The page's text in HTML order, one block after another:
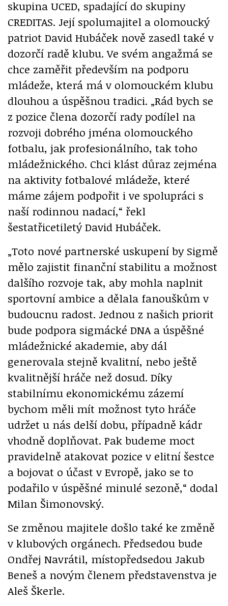
skupina UCED, spadající do skupiny
CREDITAS. Její spolumajitel a olomoucký
patriot David Hubáček nově zasedl také v
dozorčí radě klubu. Ve svém angažmá se
chce zaměřit především na podporu
mládeže, která má v olomouckém klubu
dlouhou a úspěšnou tradici. „Rád bych se
z pozice člena dozorčí rady podílel na
rozvoji dobrého jména olomouckého
fotbalu, jak profesionálního, tak toho
mládežnického. Chci klást důraz zejména
na aktivity fotbalové mládeže, které
máme zájem podpořit i ve spolupráci s
naší rodinnou nadací,“ řekl
šestatřicetiletý David Hubáček.
„Toto nové partnerské uskupení by Sigmě
mělo zajistit finanční stabilitu a možnost
dalšího rozvoje tak, aby mohla naplnit
sportovní ambice a dělala fanouškům v
budoucnu radost. Jednou z našich priorit
bude podpora sigmácké DNA a úspěšné
mládežnické akademie, aby dál
generovala stejně kvalitní, nebo ještě
kvalitnější hráče než dosud. Díky
stabilnímu ekonomickému zázemí
bychom měli mít možnost tyto hráče
udržet u nás delší dobu, případně kádr
vhodně doplňovat. Pak budeme moct
pravidelně atakovat pozice v elitní šestce
a bojovat o účast v Evropě, jako se to
podařilo v úspěšné minulé sezoně,“ dodal
Milan Šimonovský.
Se změnou majitele došlo také ke změně
v klubových orgánech. Předsedou bude
Ondřej Navrátil, místopředsedou Jakub
Beneš a novým členem představenstva je
Aleš Škerle.